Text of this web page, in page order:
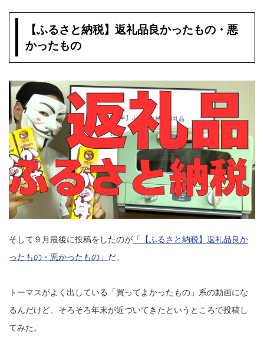
【ふるさと納税】返礼品良かったもの・悪
かったもの
そして９月最後に投稿をしたのが 「【ふるさと納税】返礼品良か
ったもの・悪かったもの」 だ。
トーマスがよく出している「買ってよかったもの」系の動画にな
るんだけど、そろそろ年末が近づいてきたというところで投稿し
てみた。